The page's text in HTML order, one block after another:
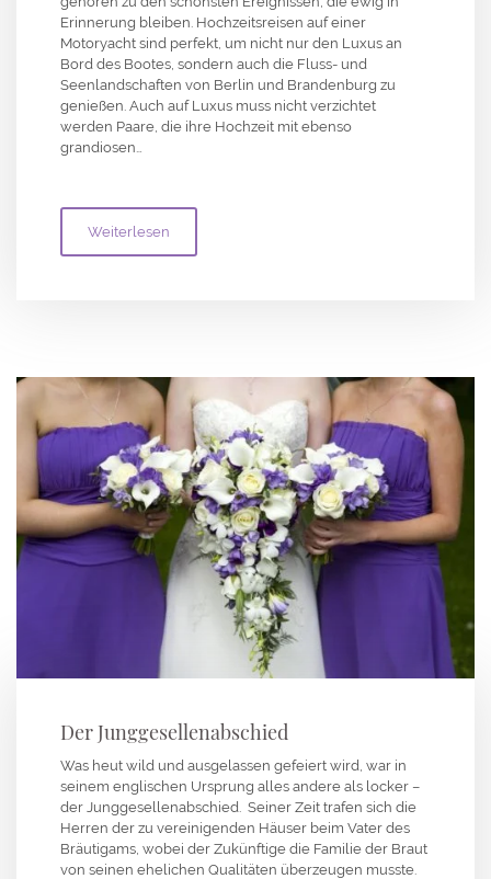
Erinnerung bleiben. Hochzeitsreisen auf einer
Motoryacht sind perfekt, um nicht nur den Luxus an
Bord des Bootes, sondern auch die Fluss- und
Seenlandschaften von Berlin und Brandenburg zu
genießen. Auch auf Luxus muss nicht verzichtet
werden Paare, die ihre Hochzeit mit ebenso
grandiosen…
Weiterlesen
Der Junggesellenabschied
Was heut wild und ausgelassen gefeiert wird, war in
seinem englischen Ursprung alles andere als locker –
der Junggesellenabschied. Seiner Zeit trafen sich die
Herren der zu vereinigenden Häuser beim Vater des
Bräutigams, wobei der Zukünftige die Familie der Braut
von seinen ehelichen Qualitäten überzeugen musste.